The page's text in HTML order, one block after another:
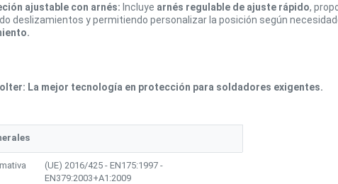
ajustable con arnés: Incluye arnés regulable de ajuste rápido,
deslizamientos y permitiendo personalizar la posición según
La mejor tecnología en protección para soldadores exigentes.
(UE) 2016/425 - EN175:1997 -
EN379:2003+A1:2009